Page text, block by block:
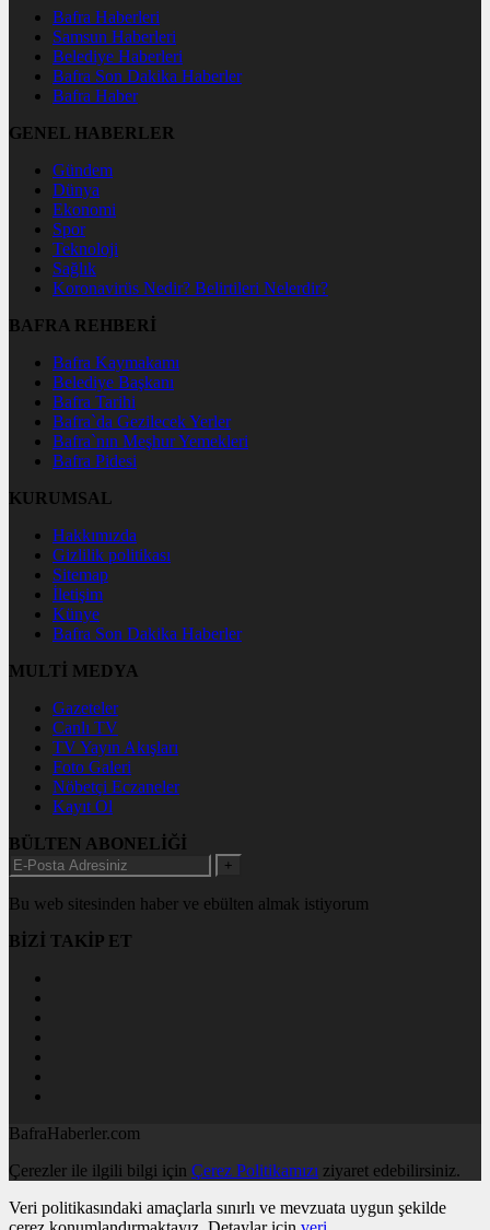
Bafra Haberleri
Samsun Haberleri
Belediye Haberleri
Bafra Son Dakika Haberler
Bafra Haber
GENEL HABERLER
Gündem
Dünya
Ekonomi
Spor
Teknoloji
Sağlık
Koronavirüs Nedir? Belirtileri Nelerdir?
BAFRA REHBERİ
Bafra Kaymakamı
Belediye Başkanı
Bafra Tarihi
Bafra`da Gezilecek Yerler
Bafra`nın Meşhur Yemekleri
Bafra Pidesi
KURUMSAL
Hakkımızda
Gizlilik politikası
Sitemap
İletişim
Künye
Bafra Son Dakika Haberler
MULTİ MEDYA
Gazeteler
Canlı TV
TV Yayın Akışları
Foto Galeri
Nöbetçi Eczaneler
Kayıt Ol
BÜLTEN ABONELİĞİ
+
Bu web sitesinden haber ve ebülten almak istiyorum
BİZİ TAKİP ET
BafraHaberler.com
Çerezler ile ilgili bilgi için Çerez Politikamızı ziyaret edebilirsiniz.
Veri politikasındaki amaçlarla sınırlı ve mevzuata uygun şekilde